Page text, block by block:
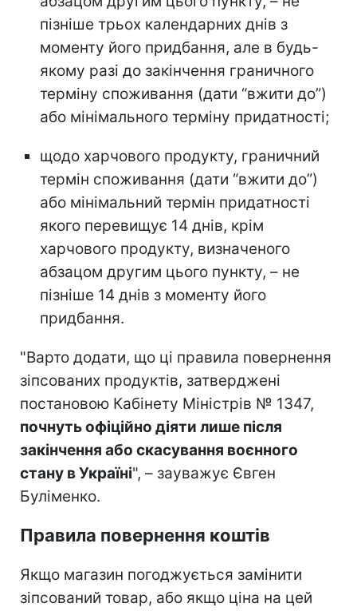
пізніше трьох календарних днів з
моменту його придбання, але в будь-
якому разі до закінчення граничного
терміну споживання (дати “вжити до”)
або мінімального терміну придатності;
щодо харчового продукту, граничний
термін споживання (дати “вжити до”)
або мінімальний термін придатності
якого перевищує 14 днів, крім
харчового продукту, визначеного
абзацом другим цього пункту, – не
пізніше 14 днів з моменту його
придбання.
"Варто додати, що ці правила повернення
зіпсованих продуктів, затверджені
постановою Кабінету Міністрів № 1347,
почнуть офіційно діяти лише після
закінчення або скасування воєнного
стану в Україні", – зауважує Євген
Буліменко.
Правила повернення коштів
Якщо магазин погоджується замінити
зіпсований товар, або якщо ціна на цей